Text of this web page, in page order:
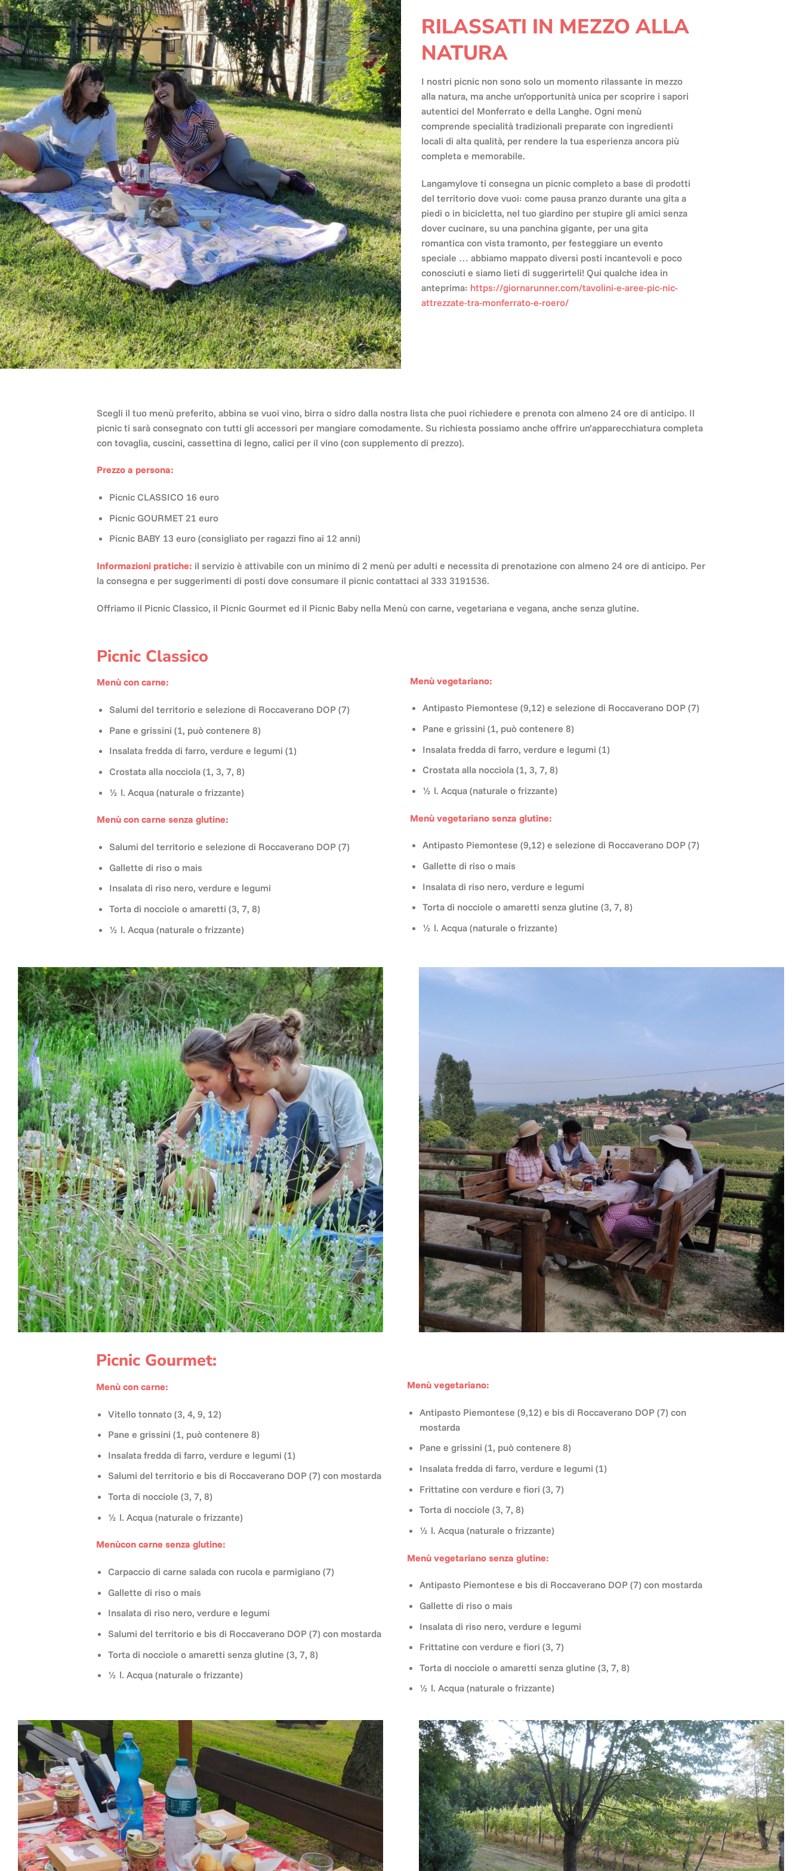
RILASSATI IN MEZZO ALLA
NATURA
I nostri picnic non sono solo un momento rilassante in mezzo
alla natura, ma anche un’opportunità unica per scoprire i sapori
autentici del Monferrato e della Langhe. Ogni menù
comprende specialità tradizionali preparate con ingredienti
locali di alta qualità, per rendere la tua esperienza ancora più
completa e memorabile.
Langamylove ti consegna un picnic completo a base di prodotti
del territorio dove vuoi: come pausa pranzo durante una gita a
piedi o in bicicletta, nel tuo giardino per stupire gli amici senza
dover cucinare, su una panchina gigante, per una gita
romantica con vista tramonto, per festeggiare un evento
speciale … abbiamo mappato diversi posti incantevoli e poco
conosciuti e siamo lieti di suggerirteli! Qui qualche idea in
anteprima: https://giornarunner.com/tavolini-e-aree-pic-nic-
attrezzate-tra-monferrato-e-roero/
Scegli il tuo menù preferito, abbina se vuoi vino, birra o sidro dalla nostra lista che puoi richiedere e prenota con almeno 24 ore di anticipo. Il
picnic ti sarà consegnato con tutti gli accessori per mangiare comodamente. Su richiesta possiamo anche offrire un’apparecchiatura completa
con tovaglia, cuscini, cassettina di legno, calici per il vino (con supplemento di prezzo).
Prezzo a persona:
Picnic CLASSICO 16 euro
Picnic GOURMET 21 euro
Picnic BABY 13 euro (consigliato per ragazzi fino ai 12 anni)
Informazioni pratiche: il servizio è attivabile con un minimo di 2 menù per adulti e necessita di prenotazione con almeno 24 ore di anticipo. Per
la consegna e per suggerimenti di posti dove consumare il picnic contattaci al 333 3191536.
Offriamo il Picnic Classico, il Picnic Gourmet ed il Picnic Baby nella Menù con carne, vegetariana e vegana, anche senza glutine.
Picnic Classico
Menù con carne:
Salumi del territorio e selezione di Roccaverano DOP (7)
Pane e grissini (1, può contenere 8)
Insalata fredda di farro, verdure e legumi (1)
Crostata alla nocciola (1, 3, 7, 8)
½ l. Acqua (naturale o frizzante)
Menù con carne senza glutine:
Salumi del territorio e selezione di Roccaverano DOP (7)
Gallette di riso o mais
Insalata di riso nero, verdure e legumi
Torta di nocciole o amaretti (3, 7, 8)
½ l. Acqua (naturale o frizzante)
Menù vegetariano:
Antipasto Piemontese (9,12) e selezione di Roccaverano DOP (7)
Pane e grissini (1, può contenere 8)
Insalata fredda di farro, verdure e legumi (1)
Crostata alla nocciola (1, 3, 7, 8)
½ l. Acqua (naturale o frizzante)
Menù vegetariano senza glutine:
Antipasto Piemontese (9,12) e selezione di Roccaverano DOP (7)
Gallette di riso o mais
Insalata di riso nero, verdure e legumi
Torta di nocciole o amaretti senza glutine (3, 7, 8)
½ l. Acqua (naturale o frizzante)
Picnic Gourmet:
Menù con carne:
Vitello tonnato (3, 4, 9, 12)
Pane e grissini (1, può contenere 8)
Insalata fredda di farro, verdure e legumi (1)
Salumi del territorio e bis di Roccaverano DOP (7) con mostarda
Torta di nocciole (3, 7, 8)
½ l. Acqua (naturale o frizzante)
Menùcon carne senza glutine:
Carpaccio di carne salada con rucola e parmigiano (7)
Gallette di riso o mais
Insalata di riso nero, verdure e legumi
Salumi del territorio e bis di Roccaverano DOP (7) con mostarda
Torta di nocciole o amaretti senza glutine (3, 7, 8)
½ l. Acqua (naturale o frizzante)
Menù vegetariano:
Antipasto Piemontese (9,12) e bis di Roccaverano DOP (7) con
mostarda
Pane e grissini (1, può contenere 8)
Insalata fredda di farro, verdure e legumi (1)
Frittatine con verdure e fiori (3, 7)
Torta di nocciole (3, 7, 8)
½ l. Acqua (naturale o frizzante)
Menù vegetariano senza glutine:
Antipasto Piemontese e bis di Roccaverano DOP (7) con mostarda
Gallette di riso o mais
Insalata di riso nero, verdure e legumi
Frittatine con verdure e fiori (3, 7)
Torta di nocciole o amaretti senza glutine (3, 7, 8)
½ l. Acqua (naturale o frizzante)